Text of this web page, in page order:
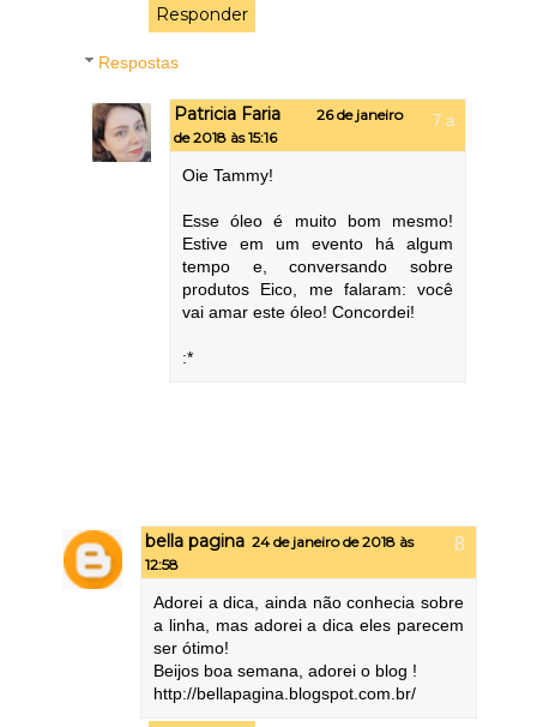
Responder
Respostas
Patricia Faria
26 de janeiro
de 2018 às 15:16
Oie Tammy!
Esse óleo é muito bom mesmo!
Estive em um evento há algum
tempo e, conversando sobre
produtos Eico, me falaram: você
vai amar este óleo! Concordei!
:*
bella pagina 24 de janeiro de 2018 às
12:58
Adorei a dica, ainda não conhecia sobre
a linha, mas adorei a dica eles parecem
ser ótimo!
Beijos boa semana, adorei o blog !
http://bellapagina.blogspot.com.br/